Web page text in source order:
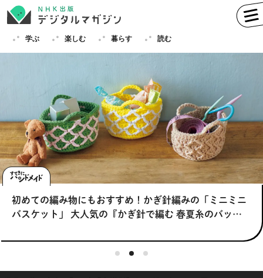
学ぶ 楽しむ 暮らす 読む
学ぶ 英語 フランス語
ドイツ語 イタリア語
スペイン語 ロシア語
その他
楽しむ 趣味 俳句 短歌 囲碁
困っている外国人に、一言声をかけるときの英語フレー
ズ【大人の中学英語エクササイズ】
NHK「100分de名著」シリーズ キャンペーン2026
初めての編み物にもおすすめ！かぎ針編みの「ミニミニ
バスケット」 大人気の『かぎ針で編む 春夏糸のバッグ
困っている外国人に、一言声をかけるときの英語フレー
ズ【大人の中学英語エクササイズ】
NHK「100分de名著」シリーズ キャンペーン2026